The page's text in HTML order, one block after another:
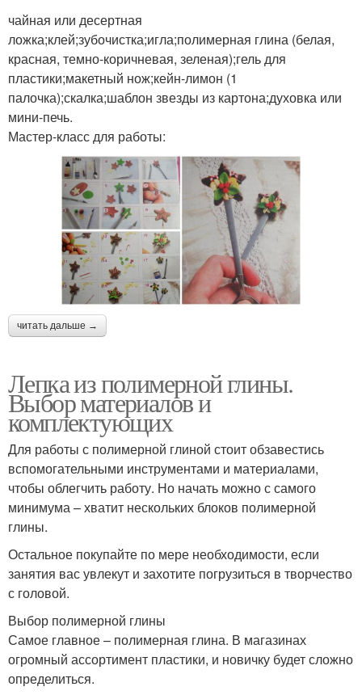
чайная или десертная
ложка;клей;зубочистка;игла;полимерная глина (белая,
красная, темно-коричневая, зеленая);гель для
пластики;макетный нож;кейн-лимон (1
палочка);скалка;шаблон звезды из картона;духовка или
мини-печь.
Мастер-класс для работы:
читать дальше →
Лепка из полимерной глины.
Выбор материалов и
комплектующих
Для работы с полимерной глиной стоит обзавестись
вспомогательными инструментами и материалами,
чтобы облегчить работу. Но начать можно с самого
минимума – хватит нескольких блоков полимерной
глины.
Остальное покупайте по мере необходимости, если
занятия вас увлекут и захотите погрузиться в творчество
с головой.
Выбор полимерной глины
Самое главное – полимерная глина. В магазинах
огромный ассортимент пластики, и новичку будет сложно
определиться.